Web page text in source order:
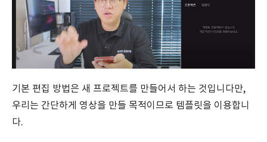
기본 편집 방법은 새 프로젝트를 만들어서 하는 것입니다만,
우리는 간단하게 영상을 만들 목적이므로 템플릿을 이용합니
다.